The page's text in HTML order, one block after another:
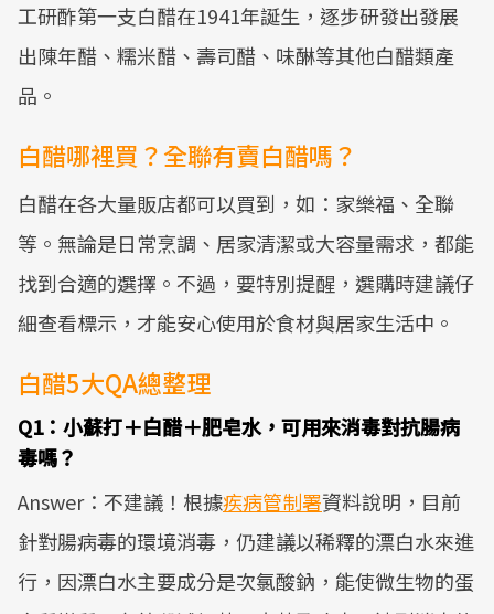
工研酢第一支白醋在1941年誕生，逐步研發出發展
出陳年醋、糯米醋、壽司醋、味醂等其他白醋類產
品。
白醋哪裡買？全聯有賣白醋嗎？
白醋在各大量販店都可以買到，如：家樂福、全聯
等。無論是日常烹調、居家清潔或大容量需求，都能
找到合適的選擇。不過，要特別提醒，選購時建議仔
細查看標示，才能安心使用於食材與居家生活中。
白醋5大QA總整理
Q1：小蘇打＋白醋＋肥皂水，可用來消毒對抗腸病
毒嗎？
Answer：不建議！根據疾病管制署資料說明，目前
針對腸病毒的環境消毒，仍建議以稀釋的漂白水來進
行，因漂白水主要成分是次氯酸鈉，能使微生物的蛋